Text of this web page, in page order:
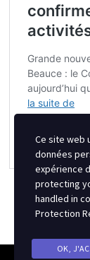
Ce site web
données
expérience
protecting
handled in
Protection
OK,